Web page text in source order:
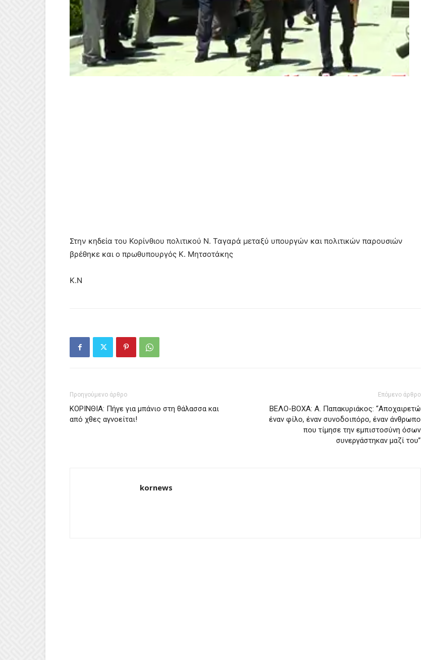
Στην κηδεία του Κορίνθιου πολιτικού Ν. Ταγαρά μεταξύ υπουργών και πολιτικών παρουσιών
βρέθηκε και ο πρωθυπουργός Κ. Μητσοτάκης
Κ.Ν
Προηγούμενο άρθρο
ΚΟΡΙΝΘΙΑ: Πήγε για μπάνιο στη θάλασσα και
από χθες αγνοείται!
Επόμενο άρθρο
ΒΕΛΟ-ΒΟΧΑ: Α. Παπακυριάκος: “Αποχαιρετώ
έναν φίλο, έναν συνοδοιπόρο, έναν άνθρωπο
που τίμησε την εμπιστοσύνη όσων
συνεργάστηκαν μαζί του”
kornews